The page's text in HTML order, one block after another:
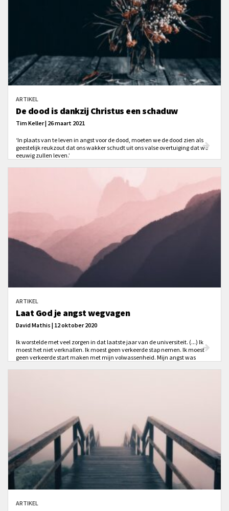
ARTIKEL
De dood is dankzij Christus een schaduw
Tim Keller | 26 maart 2021
‘In plaats van te leven in angst voor de dood, moeten we de dood zien als
geestelijk reukzout dat ons wakker schudt uit ons valse overtuiging dat we
eeuwig zullen leven.’
ARTIKEL
Laat God je angst wegvagen
David Mathis | 12 oktober 2020
Ik worstelde met veel zorgen in dat laatste jaar van de universiteit. (...) Ik
moest het niet verknallen. Ik moest geen verkeerde stap nemen. Ik moest
geen verkeerde start maken met mijn volwassenheid. Mijn angst was
ARTIKEL